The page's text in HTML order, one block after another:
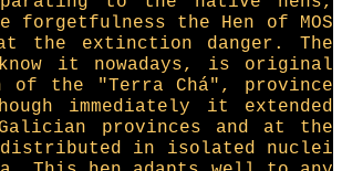
the Hen of MOS
the extinction danger. The
it nowadays, is original
of the "Terra Chá", province
immediately it extended
provinces and at the
in isolated nuclei